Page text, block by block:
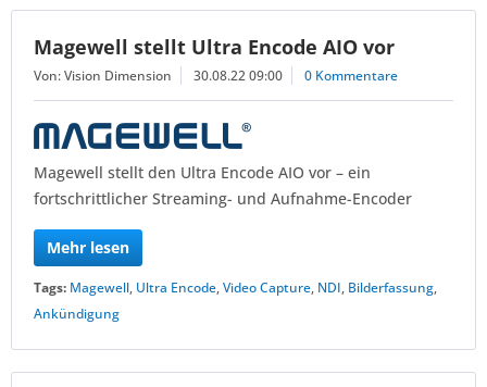
Magewell stellt Ultra Encode AIO vor
Von: Vision Dimension 30.08.22 09:00 0 Kommentare
Magewell stellt den Ultra Encode AIO vor – ein
fortschrittlicher Streaming- und Aufnahme-Encoder
Mehr lesen
Tags: Magewell, Ultra Encode,Video Capture, NDI, Bilderfassung,
Ankündigung